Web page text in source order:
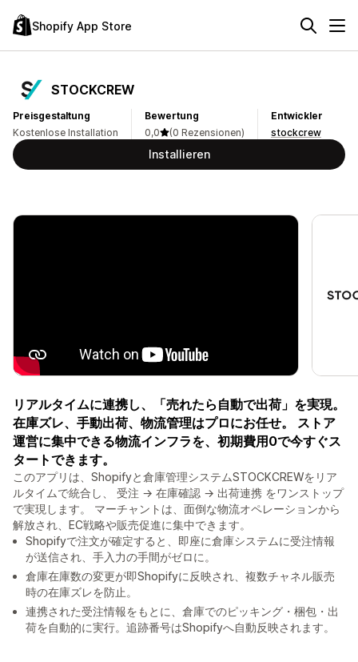
Shopify App Store
STOCKCREW
Preisgestaltung
Kostenlose Installation
Bewertung
0,0
(0 Rezensionen)
Entwickler
stockcrew
Installieren
リアルタイムに連携し、「売れたら自動で出荷」を実現。
在庫ズレ、手動出荷、物流管理はプロにお任せ。 ストア
運営に集中できる物流インフラを、初期費用0で今すぐス
タートできます。
このアプリは、Shopifyと倉庫管理システムSTOCKCREWをリア
ルタイムで統合し、 受注 → 在庫確認 → 出荷連携 をワンストップ
で実現します。 マーチャントは、面倒な物流オペレーションから
解放され、EC戦略や販売促進に集中できます。
Shopifyで注文が確定すると、即座に倉庫システムに受注情報
が送信され、手入力の手間がゼロに。
倉庫在庫数の変更が即Shopifyに反映され、複数チャネル販売
時の在庫ズレを防止。
連携された受注情報をもとに、倉庫でのピッキング・梱包・出
荷を自動的に実行。追跡番号はShopifyへ自動反映されます。